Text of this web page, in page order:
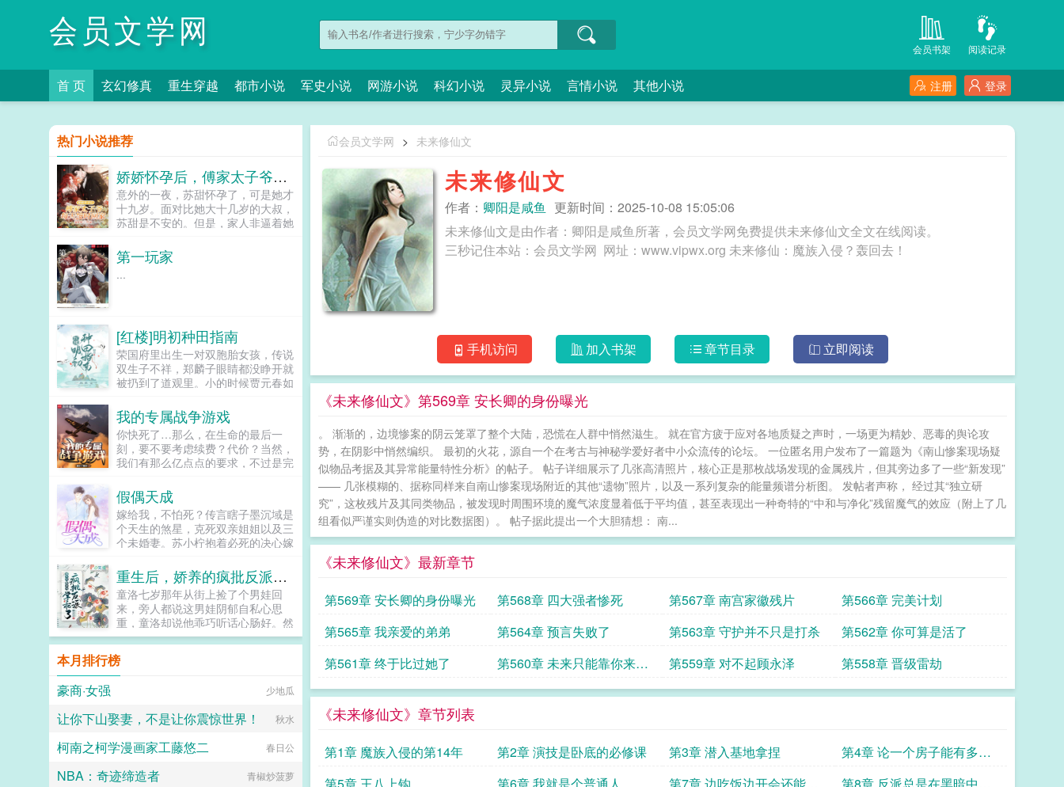
会员文学网 阅读记录
会员书架
首 页 玄幻修真 重生穿越 都市小说 军史小说 网游小说 科幻小说 灵异小说 言情小说 其他小说 登录
注册
会员文学网 > 未来修仙文
未来修仙文
作者： 卿阳是咸鱼 更新时间：2025-10-08 15:05:06
未来修仙文是由作者：卿阳是咸鱼所著，会员文学网免费提供未来修仙文全文在线阅读。
三秒记住本站：会员文学网 网址：www.vipwx.org 未来修仙：魔族入侵？轰回去！
手机访问 加入书架 章节目录 立即阅读
《未来修仙文》第569章 安长卿的身份曝光
。 渐渐的，边境惨案的阴云笼罩了整个大陆，恐慌在人群中悄然滋生。 就在官方疲于应对各地质疑之声时，一场更为精妙、恶毒的舆论攻
势，在阴影中悄然编织。 最初的火花，源自一个在考古与神秘学爱好者中小众流传的论坛。 一位匿名用户发布了一篇题为《南山惨案现场疑
似物品考据及其异常能量特性分析》的帖子。 帖子详细展示了几张高清照片，核心正是那枚战场发现的金属残片，但其旁边多了一些“新发现”
—— 几张模糊的、据称同样来自南山惨案现场附近的其他“遗物”照片，以及一系列复杂的能量频谱分析图。 发帖者声称， 经过其“独立研
究”，这枚残片及其同类物品，被发现时周围环境的魔气浓度显着低于平均值，甚至表现出一种奇特的“中和与净化”残留魔气的效应（附上了几
组看似严谨实则伪造的对比数据图）。 帖子据此提出一个大胆猜想： 南...
《未来修仙文》最新章节
第569章 安长卿的身份曝光 第568章 四大强者惨死 第567章 南宫家徽残片
第566章 完美计划
第565章 我亲爱的弟弟
第564章 预言失败了 第563章 守护并不只是打杀
第562章 你可算是活了
第561章 终于比过她了
第560章 未来只能靠你来见
证了
第559章 对不起顾永泽 第558章 晋级雷劫
《未来修仙文》章节列表
第1章 魔族入侵的第14年 第2章 演技是卧底的必修课 第3章 潜入基地拿捏
第4章 论一个房子能有多少
监控
热门小说推荐
娇娇怀孕后，傅家太子爷每天按时回家
意外的一夜，苏甜怀孕了，可是她才
十九岁。面对比她大十几岁的大叔，
苏甜是不安的。但是，家人非逼着她
能联系大叔。大叔却一口肯定，让她
把孩子生下来，并且亲自上门提亲。
被势力父母侮辱拿不出彩礼的大叔转
何关系。大叔带着她从卑微的原生家
庭离开，开启了新的人生。别墅，大
叔隐忍的将她抵在墙上小东西，你要
是再不生，我就忍不住了...
第一玩家
...
[红楼]明初种田指南
荣国府里出生一对双胞胎女孩，传说
双生子不祥，郑麟子眼睛都没睁开就
被扔到了道观里。小的时候贾元春如
长大后贾元春进入深宫从此战战兢
兢，日夜为家族父母机关算尽。郑麟
子开始一点点经营自己的小日子，倒
也过得有滋有味。因为养牛让牛痘提
前出现，因为种棉，引导大家改用飞
凑上来了。麟子别来沾边，你们姓贾
我姓郑，咱们不是一家人。以下是预
收在始皇帝面前打败李二凤李二凤这
位靠玄武门继承法上位的千古一帝在
始皇当太子，如果愿意，就让长孙皇
后跟着一起去。李世民大喜，摩拳擦
掌准备去做秦二世，还厚脸皮想把贞
观朝的群臣带上。子央，因为经常出
车祸得到外号子央的考古系倒霉蛋大
学生。她再次遇到了车祸后，在生死
一瞬间有人问她愿不愿意去给秦始皇
当孩子，只要得到始皇帝一句子央，
避开这次死亡。子央当然愿意啊！觉
得这是天上掉馅饼的好事，哄着秦始
皇夸自己一句没难度，有嘴就能办。
可是等她到了咸阳发现这事儿还真不
好办，因为李世民版本的扶苏简直是
始皇帝的梦中太子。有了他，所有的
王子公主都是草，只有太子才是宝！
我的专属战争游戏
你快死了…那么，在生命的最后一
刻，要不要考虑续费？代价？当然，
我们有那么亿点点的要求，不过是完
有充分考虑到玩家的立场，不会要求
你做很过分的事啦。比如在敦刻尔克
的海滩上存活一周。或者海狮行动大
空战中击落十几架敌机。当然，干掉
联合舰队的一艘航母也可以。瞧瞧，
假偶天成
嫁给我，不怕死？传言瞎子墨沉域是
个天生的煞星，克死双亲姐姐以及三
个未婚妻。苏小柠抱着必死的决心嫁
想到，她被他宠上了天。他说，她是
我的女人，只有我可以欺负。他说，
谁敢动我的女人，我让他生不如死。
他还说，我的女人要给我生一堆孩
子。...
重生后，娇养的疯批反派学乖了
童洛七岁那年从街上捡了个男娃回
来，旁人都说这男娃阴郁自私心思
重，童洛却说他乖巧听话心肠好。然
后，在二十二岁那一年，这个唤了她
十五年阿姐的人，一把刀捅进了她...
本月排行榜
豪商·女强
少地瓜
让你下山娶妻，不是让你震惊世界！ 秋水
柯南之柯学漫画家工藤悠二 春日公
NBA：奇迹缔造者 青椒炒菠萝